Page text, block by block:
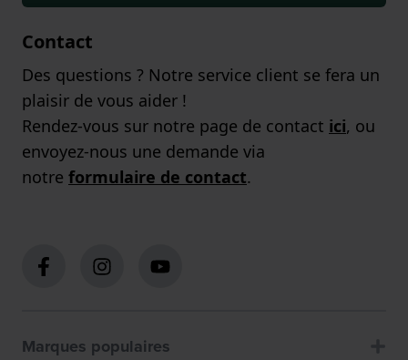
Contact
Des questions ? Notre service client se fera un
plaisir de vous aider !
Rendez-vous sur notre page de contact ici, ou
envoyez-nous une demande via
notre formulaire de contact.
Marques populaires